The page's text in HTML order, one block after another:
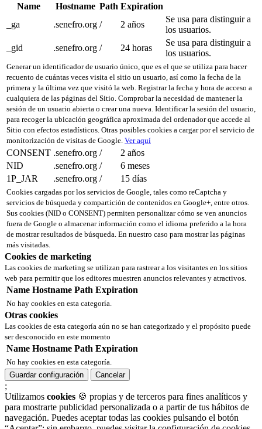
Name Hostname Path Expiration
_ga
.senefro.org / 2 años
Se usa para distinguir a
los usuarios.
_gid
.senefro.org / 24 horas
Se usa para distinguir a
los usuarios.
Generar un identificador de usuario único, que es el que se utiliza para hacer
recuento de cuántas veces visita el sitio un usuario, así como la fecha de la
primera y la última vez que visitó la web. Registrar la fecha y hora de acceso a
cualquiera de las páginas del Sitio. Comprobar la necesidad de mantener la
sesión de un usuario abierta o crear una nueva. Identificar la sesión del usuario,
para recoger la ubicación geográfica aproximada del ordenador que accede al
Sitio con efectos estadísticos. Otras posibles cookies a cargar por el servicio de
monitorización de visitas de Google. Ver aquí
CONSENT .senefro.org /
2 años
NID
.senefro.org /
6 meses
1P_JAR
.senefro.org / 15 días
Cookies cargadas por los servicios de Google, tales como reCaptcha y
servicios de búsqueda y compartición de contenidos en Google+, entre otros.
Sus cookies (NID o CONSENT) permiten personalizar cómo se ven anuncios
fuera de Google o almacenar información como el idioma preferido a la hora
de mostrar resultados de búsqueda. En nuestro caso para mostrar las páginas
más visitadas.
Cookies de marketing
Las cookies de marketing se utilizan para rastrear a los visitantes en los sitios
web para permitir que los editores muestren anuncios relevantes y atractivos.
Name Hostname Path Expiration
No hay cookies en esta categoría.
Otras cookies
Las cookies de esta categoría aún no se han categorizado y el propósito puede
ser desconocido en este momento
Name Hostname Path Expiration
No hay cookies en esta categoría.
Guardar configuración
Cancelar
;
Utilizamos cookies 🍪 propias y de terceros para fines analíticos y
para mostrarte publicidad personalizada o a partir de tus hábitos de
navegación. Puedes aceptar todas las cookies pulsando el botón